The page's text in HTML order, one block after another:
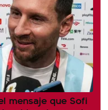
mensaje que Sofi